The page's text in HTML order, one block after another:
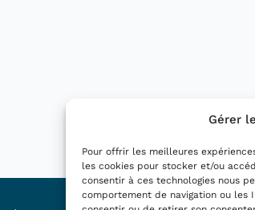
Gérer
Pour offrir les meilleures
les cookies pour stocker et/ou
consentir à ces technologies nous
comportement de navigation ou les
Nous suivre :